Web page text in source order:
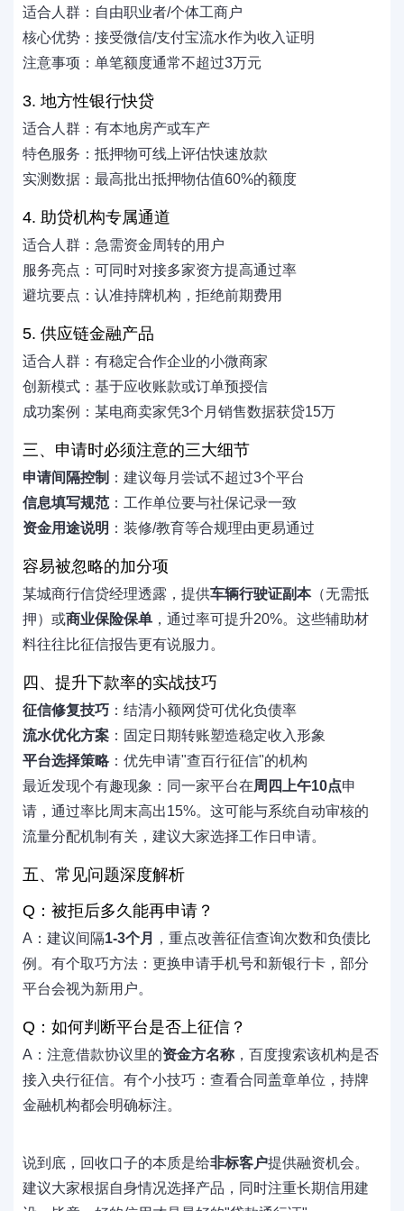
适合人群：自由职业者/个体工商户
核心优势：接受微信/支付宝流水作为收入证明
注意事项：单笔额度通常不超过3万元
3. 地方性银行快贷
适合人群：有本地房产或车产
特色服务：抵押物可线上评估快速放款
实测数据：最高批出抵押物估值60%的额度
4. 助贷机构专属通道
适合人群：急需资金周转的用户
服务亮点：可同时对接多家资方提高通过率
避坑要点：认准持牌机构，拒绝前期费用
5. 供应链金融产品
适合人群：有稳定合作企业的小微商家
创新模式：基于应收账款或订单预授信
成功案例：某电商卖家凭3个月销售数据获贷15万
三、申请时必须注意的三大细节
申请间隔控制 ：建议每月尝试不超过3个平台
信息填写规范：工作单位要与社保记录一致
资金用途说明 ：装修/教育等合规理由更易通过
容易被忽略的加分项
某城商行信贷经理透露，提供车辆行驶证副本（无需抵
押）或商业保险保单 ，通过率可提升20%。这些辅助材
料往往比征信报告更有说服力。
四、提升下款率的实战技巧
征信修复技巧 ：结清小额网贷可优化负债率
流水优化方案 ：固定日期转账塑造稳定收入形象
平台选择策略：优先申请"查百行征信"的机构
最近发现个有趣现象：同一家平台在周四上午10点申
请，通过率比周末高出15%。这可能与系统自动审核的
流量分配机制有关，建议大家选择工作日申请。
五、常见问题深度解析
Q：被拒后多久能再申请？
A：建议间隔1-3个月
，重点改善征信查询次数和负债比
例。有个取巧方法：更换申请手机号和新银行卡，部分
平台会视为新用户。
Q：如何判断平台是否上征信？
A：注意借款协议里的资金方名称 ，百度搜索该机构是否
接入央行征信。有个小技巧：查看合同盖章单位，持牌
金融机构都会明确标注。
说到底，回收口子的本质是给非标客户提供融资机会。
建议大家根据自身情况选择产品，同时注重长期信用建